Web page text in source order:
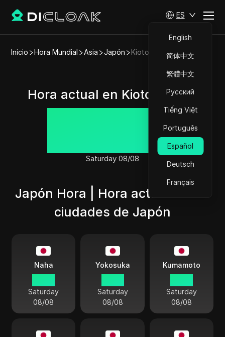
ES
English
简体中文
繁體中文
Русский
Tiếng Việt
Português
Español
Deutsch
Français
Inicio Hora Mundial Asia Japón Kioto
Hora actual en Kioto, Japón
05:23:53
Saturday 08/08
Japón Hora | Hora actual en las
ciudades de Japón
Naha
Saturday
08/08
Yokosuka
Saturday
08/08
Kumamoto
Saturday
08/08